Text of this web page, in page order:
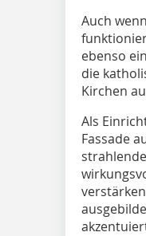
Auch
ebenso
die
Kirchen
Als
Fassade